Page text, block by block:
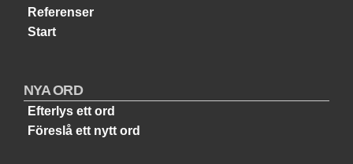
Referenser
Start
NYA ORD
Efterlys ett ord
Föreslå ett nytt ord